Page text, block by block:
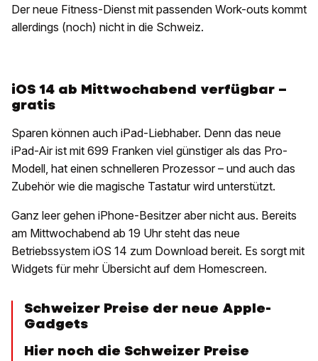
Der neue Fitness-Dienst mit passenden Work-outs kommt
allerdings (noch) nicht in die Schweiz.
iOS 14 ab Mittwochabend verfügbar –
gratis
Sparen können auch iPad-Liebhaber. Denn das neue
iPad-Air ist mit 699 Franken viel günstiger als das Pro-
Modell, hat einen schnelleren Prozessor – und auch das
Zubehör wie die magische Tastatur wird unterstützt.
Ganz leer gehen iPhone-Besitzer aber nicht aus. Bereits
am Mittwochabend ab 19 Uhr steht das neue
Betriebssystem iOS 14 zum Download bereit. Es sorgt mit
Widgets für mehr Übersicht auf dem Homescreen.
Schweizer Preise der neue Apple-
Gadgets
Hier noch die Schweizer Preise